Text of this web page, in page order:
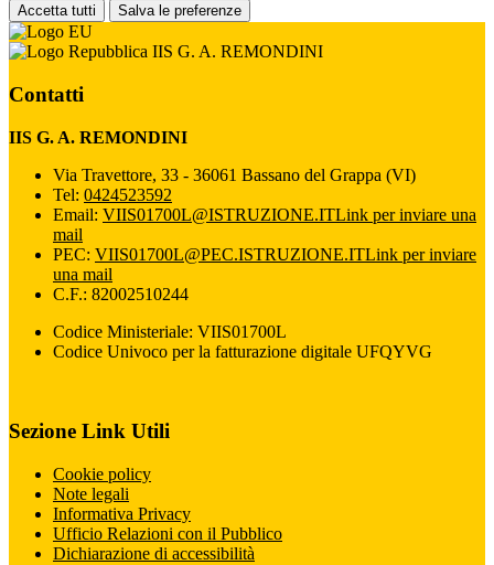
Accetta tutti Salva le preferenze
IIS G. A. REMONDINI
Contatti
IIS G. A. REMONDINI
Via Travettore, 33 - 36061 Bassano del Grappa (VI)
Tel: 0424523592
Email: VIIS01700L@ISTRUZIONE.ITLink per inviare una
mail
PEC: VIIS01700L@PEC.ISTRUZIONE.ITLink per inviare
una mail
C.F.: 82002510244
Codice Ministeriale: VIIS01700L
Codice Univoco per la fatturazione digitale UFQYVG
Sezione Link Utili
Cookie policy
Note legali
Informativa Privacy
Ufficio Relazioni con il Pubblico
Dichiarazione di accessibilità